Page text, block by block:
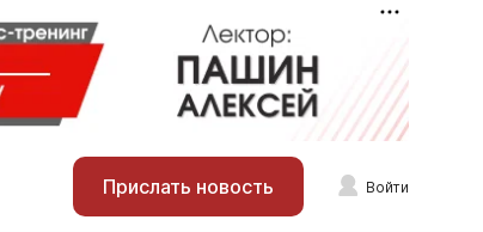
Прислать новость Войти